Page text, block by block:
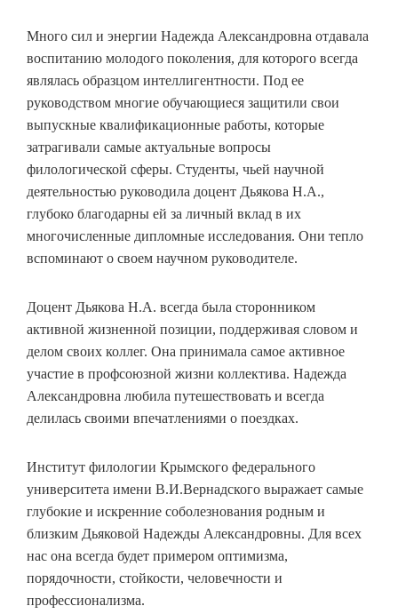
Много сил и энергии Надежда Александровна отдавала
воспитанию молодого поколения, для которого всегда
являлась образцом интеллигентности. Под ее
руководством многие обучающиеся защитили свои
выпускные квалификационные работы, которые
затрагивали самые актуальные вопросы
филологической сферы. Студенты, чьей научной
деятельностью руководила доцент Дьякова Н.А.,
глубоко благодарны ей за личный вклад в их
многочисленные дипломные исследования. Они тепло
вспоминают о своем научном руководителе.
Доцент Дьякова Н.А. всегда была сторонником
активной жизненной позиции, поддерживая словом и
делом своих коллег. Она принимала самое активное
участие в профсоюзной жизни коллектива. Надежда
Александровна любила путешествовать и всегда
делилась своими впечатлениями о поездках.
Институт филологии Крымского федерального
университета имени В.И.Вернадского выражает самые
глубокие и искренние соболезнования родным и
близким Дьяковой Надежды Александровны. Для всех
нас она всегда будет примером оптимизма,
порядочности, стойкости, человечности и
профессионализма.